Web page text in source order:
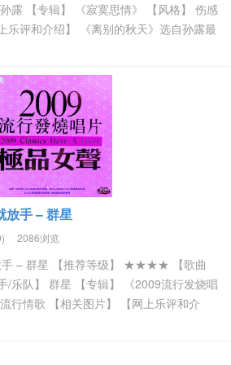
露 【专辑】 《寂寞思情》 【风格】 伤感
乐评和介绍】 《离别的秋天》选自孙露最
放手 – 群星
2086浏览
手 – 群星 【推荐等级】 ★★★★ 【歌曲
/乐队】 群星 【专辑】 《2009流行发烧唱
行情歌 【相关图片】 【网上乐评和介